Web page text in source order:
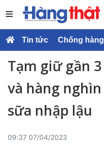
Tin tức Chống
Tạm giữ gần
và hàng
sữa nhập lậu
09:37 07/04/2023